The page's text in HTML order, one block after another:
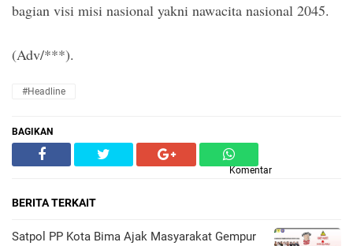
bagian visi misi nasional yakni nawacita nasional 2045.
(Adv/***).
#Headline
BAGIKAN
Komentar
BERITA TERKAIT
Satpol PP Kota Bima Ajak Masyarakat Gempur